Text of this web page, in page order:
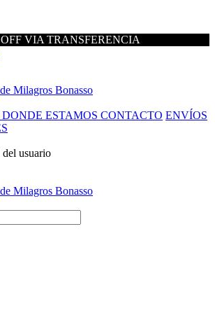
OFF VIA TRANSFERENCIA
DONDE ESTAMOS CONTACTO ENVÍOS